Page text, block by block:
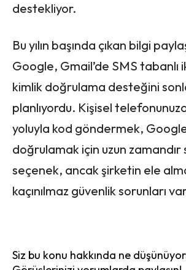
destekliyor.
Bu yılın başında çıkan bilgi
Google, Gmail’de SMS tabanlı
kimlik doğrulama desteğini
planlıyordu. Kişisel
yoluyla kod göndermek,
doğrulamak için uzun zamandır
seçenek, ancak şirketin ele
kaçınılmaz güvenlik sorunları
Siz bu konu hakkında ne